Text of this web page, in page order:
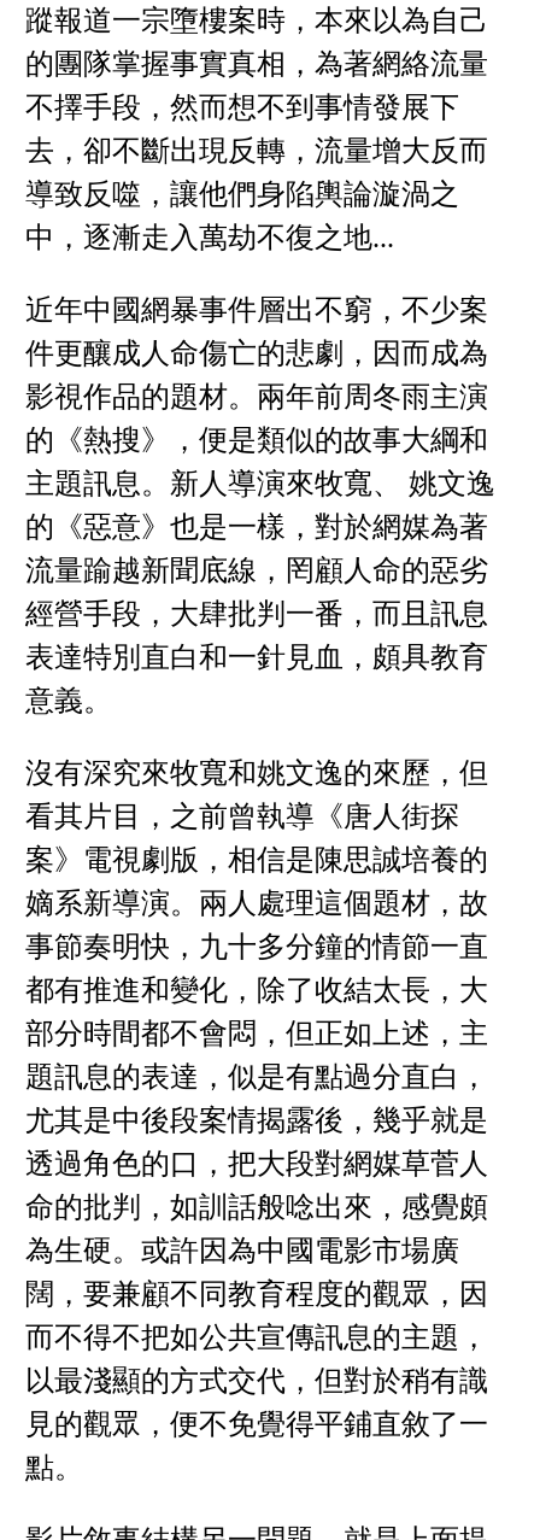
蹤報道一宗墮樓案時，本來以為自己
的團隊掌握事實真相，為著網絡流量
不擇手段，然而想不到事情發展下
去，卻不斷出現反轉，流量增大反而
導致反噬，讓他們身陷輿論漩渦之
中，逐漸走入萬劫不復之地...
近年中國網暴事件層出不窮，不少案
件更釀成人命傷亡的悲劇，因而成為
影視作品的題材。兩年前周冬雨主演
的《熱搜》，便是類似的故事大綱和
主題訊息。新人導演來牧寬、 姚文逸
的《惡意》也是一樣，對於網媒為著
流量踰越新聞底線，罔顧人命的惡劣
經營手段，大肆批判一番，而且訊息
表達特別直白和一針見血，頗具教育
意義。
沒有深究來牧寬和姚文逸的來歷，但
看其片目，之前曾執導《唐人街探
案》電視劇版，相信是陳思誠培養的
嫡系新導演。兩人處理這個題材，故
事節奏明快，九十多分鐘的情節一直
都有推進和變化，除了收結太長，大
部分時間都不會悶，但正如上述，主
題訊息的表達，似是有點過分直白，
尤其是中後段案情揭露後，幾乎就是
透過角色的口，把大段對網媒草菅人
命的批判，如訓話般唸出來，感覺頗
為生硬。或許因為中國電影市場廣
闊，要兼顧不同教育程度的觀眾，因
而不得不把如公共宣傳訊息的主題，
以最淺顯的方式交代，但對於稍有識
見的觀眾，便不免覺得平鋪直敘了一
點。